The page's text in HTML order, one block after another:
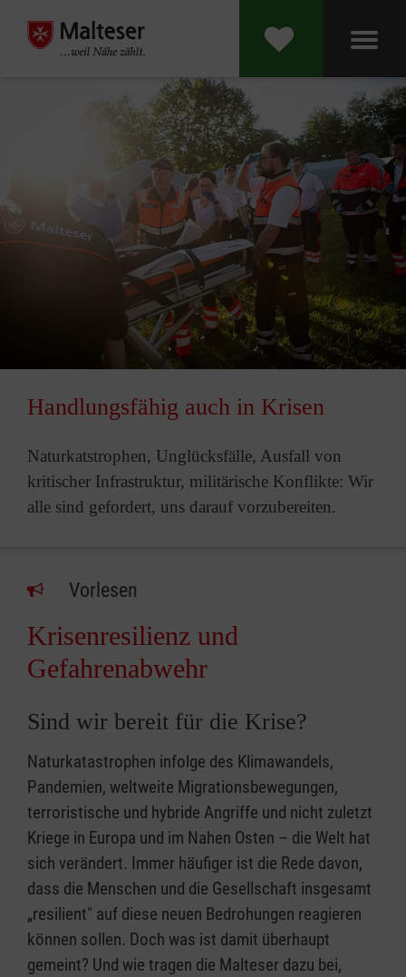
Handlungsfähig auch in Krisen
Naturkatstrophen, Unglücksfälle, Ausfall von
kritischer Infrastruktur, militärische Konflikte: Wir
alle sind gefordert, uns darauf vorzubereiten.
Vorlesen
Krisenresilienz und
Gefahrenabwehr
Sind wir bereit für die Krise?
Naturkatastrophen infolge des Klimawandels,
Pandemien, weltweite Migrationsbewegungen,
terroristische und hybride Angriffe und nicht zuletzt
Kriege in Europa und im Nahen Osten – die Welt hat
sich verändert. Immer häufiger ist die Rede davon,
dass die Menschen und die Gesellschaft insgesamt
„resilient" auf diese neuen Bedrohungen reagieren
können sollen. Doch was ist damit überhaupt
gemeint? Und wie tragen die Malteser dazu bei,